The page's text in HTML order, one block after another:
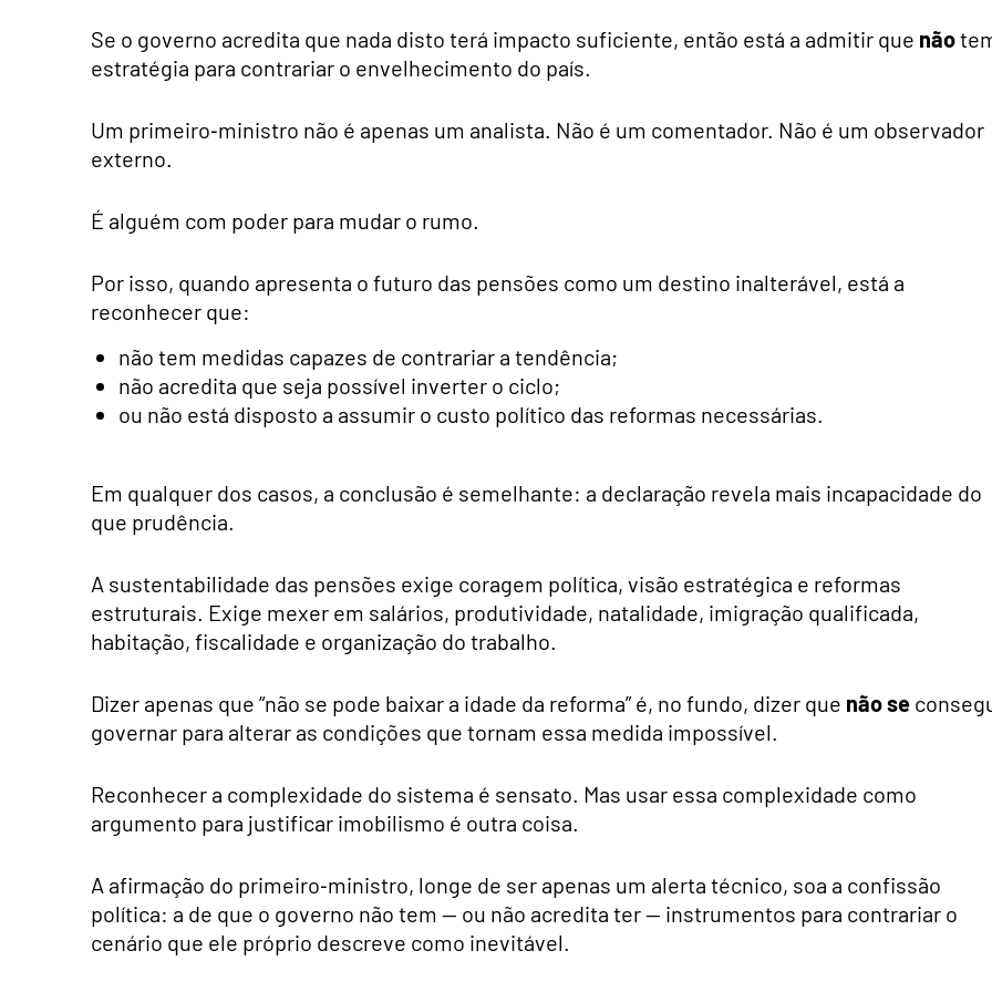
Se o governo acredita que nada disto terá impacto suficiente, então está a admitir que não
estratégia para contrariar o envelhecimento do país.
Um primeiro‑ministro não é apenas um analista. Não é um comentador. Não é um observador
externo.
É alguém com poder para mudar o rumo.
Por isso, quando apresenta o futuro das pensões como um destino inalterável, está a
reconhecer que:
não tem medidas capazes de contrariar a tendência;
não acredita que seja possível inverter o ciclo;
ou não está disposto a assumir o custo político das reformas necessárias.
Em qualquer dos casos, a conclusão é semelhante: a declaração revela mais incapacidade do
que prudência.
A sustentabilidade das pensões exige coragem política, visão estratégica e reformas
estruturais. Exige mexer em salários, produtividade, natalidade, imigração qualificada,
habitação, fiscalidade e organização do trabalho.
Dizer apenas que “não se pode baixar a idade da reforma” é, no fundo, dizer que não se
governar para alterar as condições que tornam essa medida impossível.
Reconhecer a complexidade do sistema é sensato. Mas usar essa complexidade como
argumento para justificar imobilismo é outra coisa.
A afirmação do primeiro‑ministro, longe de ser apenas um alerta técnico, soa a confissão
política: a de que o governo não tem — ou não acredita ter — instrumentos para contrariar o
cenário que ele próprio descreve como inevitável.